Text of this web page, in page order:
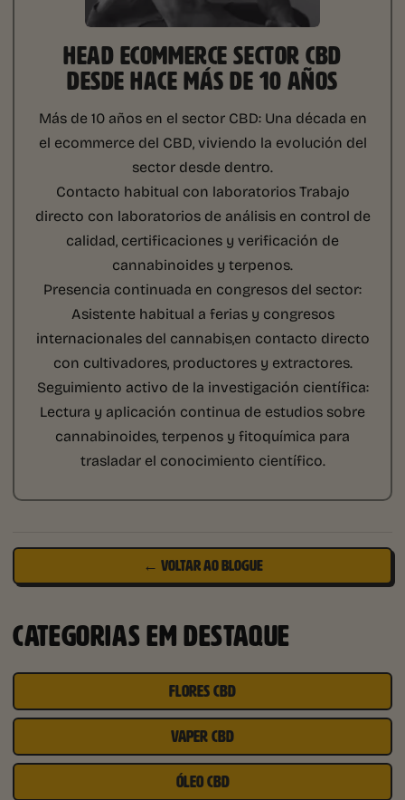
HEAD ECOMMERCE SECTOR CBD
DESDE HACE MÁS DE 10 AÑOS
Más de 10 años en el sector CBD:Una década en
el ecommerce del CBD, viviendo la evolución del
sector desde dentro.
Contacto habitual con laboratoriosTrabajo
directo con laboratorios de análisis en control de
calidad, certificaciones y verificación de
cannabinoides y terpenos.
Presencia continuada en congresos del sector:
Asistente habitual a ferias y congresos
internacionales del cannabis,en contacto directo
con cultivadores, productores y extractores.
Seguimiento activo de la investigación científica:
Lectura y aplicación continua de estudios sobre
cannabinoides, terpenos y fitoquímica para
trasladar el conocimiento científico.
← VOLTAR AO BLOGUE
CATEGORIAS EM DESTAQUE
FLORES CBD
VAPER CBD
ÓLEO CBD